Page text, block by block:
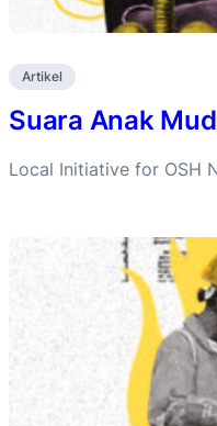
Artikel
Suara Anak
Local Initiative for OSH